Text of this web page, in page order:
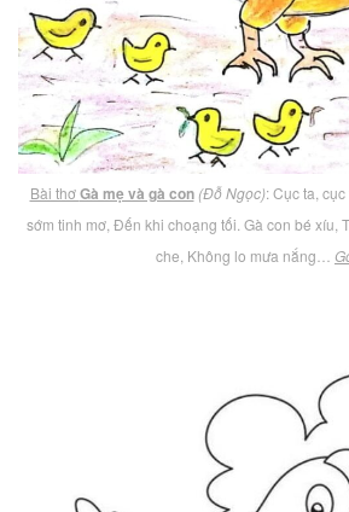
Bài thơGà mẹ và gà con (Đỗ Ngọc): Cục ta,
sớm tinh mơ, Đến khi choạng tối. Gà con bé xíu,
che, Không lo mưa nắng…